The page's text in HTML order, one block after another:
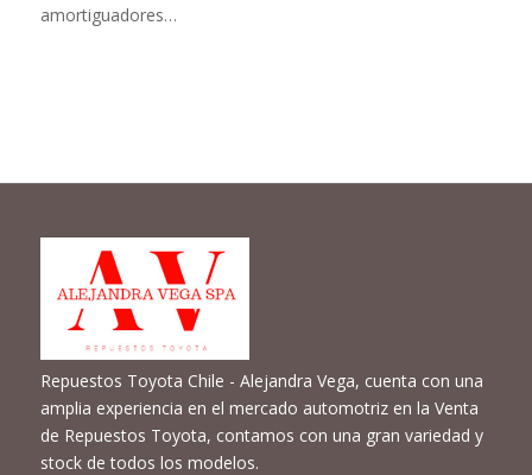
amortiguadores…
Repuestos Toyota Chile - Alejandra Vega, cuenta con una
amplia experiencia en el mercado automotriz en la Venta
de Repuestos Toyota, contamos con una gran variedad y
stock de todos los modelos.